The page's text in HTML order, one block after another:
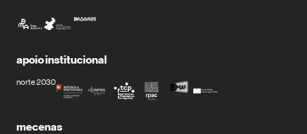
apoio institucional
norte 2030
mecenas